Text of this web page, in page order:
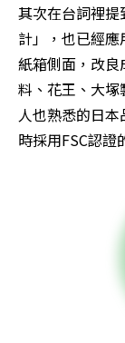
其次在台詞裡
計」，也已經
紙箱側面，改
料、花王、大塚
人也熟悉的日本
時採用FSC認證